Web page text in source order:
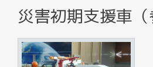
災害初期支援車（